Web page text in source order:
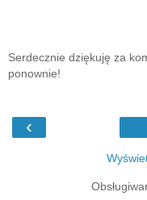
Serdecznie dziękuję za
ponownie!
‹